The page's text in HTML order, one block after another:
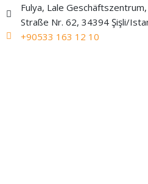
Fulya, Lale
Straße Nr. 62, 34394 Şişli/
+90533 163 12 10